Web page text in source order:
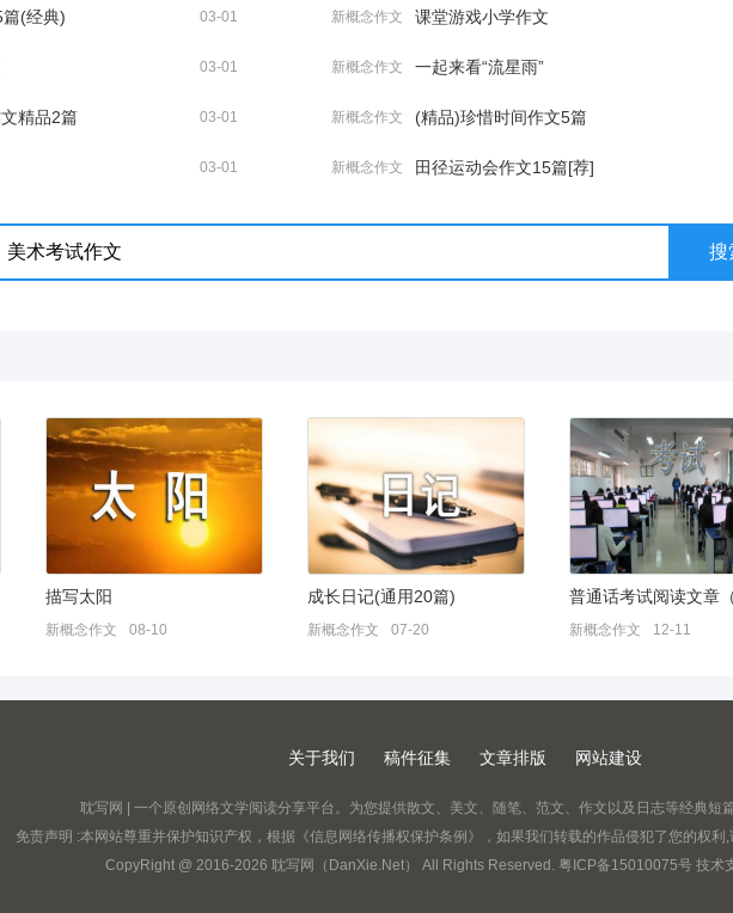
(经典) 03-01 新概念作文 课堂游戏小学作文
03-01 新概念作文 一起来看“流星雨”
精品2篇 03-01 新概念作文 (精品)珍惜时间作文5篇
03-01 新概念作文 田径运动会作文15篇[荐]
描写太阳
新概念作文 08-10
成长日记(通用20篇)
新概念作文 07-20 新概念作文 12-11
关于我们 稿件征集 文章排版 网站建设
耽写网 | 一个原创网络文学阅读分享平台。为您提供散文、美文、随笔、范文、作文以及日志等经典短
免责声明 :本网站尊重并保护知识产权，根据《信息网络传播权保护条例》，如果我们转载的作品侵犯了您的权利
CopyRight @ 2016-2026 耽写网（DanXie.Net） All Rights Reserved. 粤ICP备15010075号 技术